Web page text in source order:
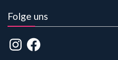
Folge uns
InstagramFacebook